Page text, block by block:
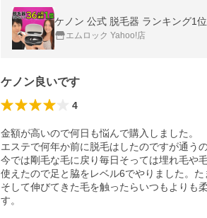
ケノン 公式 脱毛器 ランキング1
エムロック Yahoo!店
ケノン良いです
4
金額が高いので何日も悩んで購入しました。
エステで何年か前に脱毛はしたのですが通う
今では剛毛な毛に戻り毎日そっては埋れ毛や
使えたので足と脇をレベル6でやりました。
そして伸びてきた毛を触ったらいつもよりも
す。